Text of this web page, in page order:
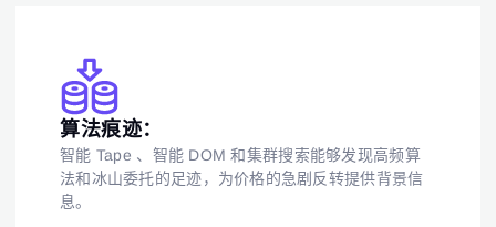
算法痕迹：
智能 Tape 、智能 DOM 和集群搜索能够发现高频算
法和冰山委托的足迹，为价格的急剧反转提供背景信
息。